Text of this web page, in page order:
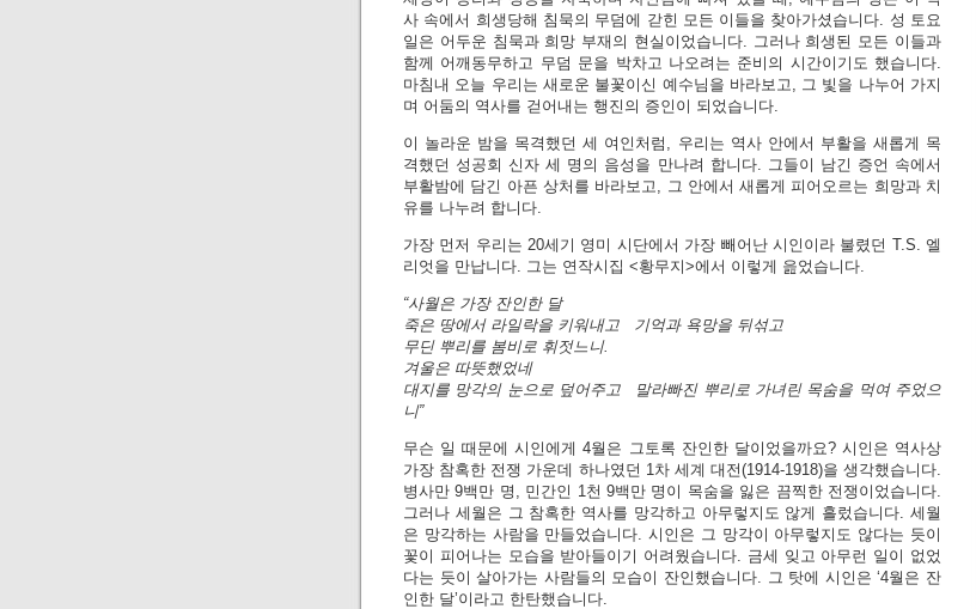
사 속에서 희생당해 침묵의 무덤에 갇힌 모든 이들을 찾아가셨습니다. 성 토요
일은 어두운 침묵과 희망 부재의 현실이었습니다. 그러나 희생된 모든 이들과
함께 어깨동무하고 무덤 문을 박차고 나오려는 준비의 시간이기도 했습니다.
마침내 오늘 우리는 새로운 불꽃이신 예수님을 바라보고, 그 빛을 나누어 가지
며 어둠의 역사를 걷어내는 행진의 증인이 되었습니다.
이 놀라운 밤을 목격했던 세 여인처럼, 우리는 역사 안에서 부활을 새롭게 목
격했던 성공회 신자 세 명의 음성을 만나려 합니다. 그들이 남긴 증언 속에서
부활밤에 담긴 아픈 상처를 바라보고, 그 안에서 새롭게 피어오르는 희망과 치
유를 나누려 합니다.
가장 먼저 우리는 20세기 영미 시단에서 가장 빼어난 시인이라 불렸던 T.S. 엘
리엇을 만납니다. 그는 연작시집 <황무지>에서 이렇게 읊었습니다.
“사월은 가장 잔인한 달
죽은 땅에서 라일락을 키워내고 기억과 욕망을 뒤섞고
무딘 뿌리를 봄비로 휘젓느니.
겨울은 따뜻했었네
대지를 망각의 눈으로 덮어주고 말라빠진 뿌리로 가녀린 목숨을 먹여 주었으
니”
무슨 일 때문에 시인에게 4월은 그토록 잔인한 달이었을까요? 시인은 역사상
가장 참혹한 전쟁 가운데 하나였던 1차 세계 대전(1914-1918)을 생각했습니다.
병사만 9백만 명, 민간인 1천 9백만 명이 목숨을 잃은 끔찍한 전쟁이었습니다.
그러나 세월은 그 참혹한 역사를 망각하고 아무렇지도 않게 흘렀습니다. 세월
은 망각하는 사람을 만들었습니다. 시인은 그 망각이 아무렇지도 않다는 듯이
꽃이 피어나는 모습을 받아들이기 어려웠습니다. 금세 잊고 아무런 일이 없었
다는 듯이 살아가는 사람들의 모습이 잔인했습니다. 그 탓에 시인은 ‘4월은 잔
인한 달’이라고 한탄했습니다.